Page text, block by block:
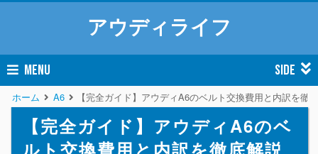
アウディライフ
MENU SIDE
ホーム A6 【完全ガイド】アウディA6のベルト交換費用と内訳を徹
【完全ガイド】アウディA6のベ
ルト交換費用と内訳を徹底解説